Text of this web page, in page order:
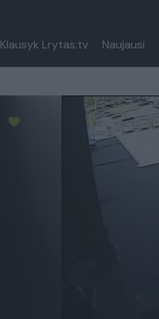
Klausyk Lrytas.tv Naujausi